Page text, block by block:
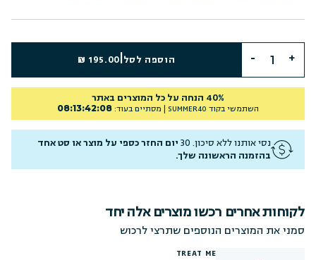
הוספה לסל 195.00 ₪
40% הנחה על כל המוצרים באתר
השתמשי בקוד SUMMER40 | מסתיים בעוד: 08:13:42:07
נסי אותנו ללא סיכון. 30
יום החזר כספי על מוצר או סט אחד
בהזמנה הראשונה שלך.
לקוחות אחרים רכשו מוצרים אלה יחד
סמני את המוצרים הנוספים שתרצי לרכוש
TREAT ME